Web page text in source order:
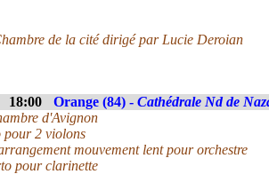
de la cité dirigé par Lucie Deroian
18:00 Orange (84) - Cathédrale Nd de
d'Avignon
pour 2 violons
mouvement lent pour orchestre
pour clarinette